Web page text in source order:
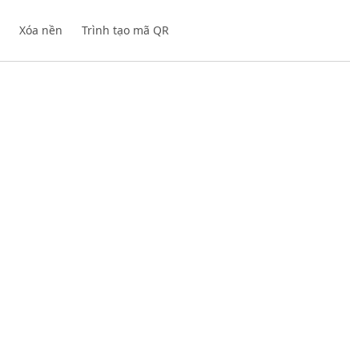
Xóa nền Trình tạo mã QR